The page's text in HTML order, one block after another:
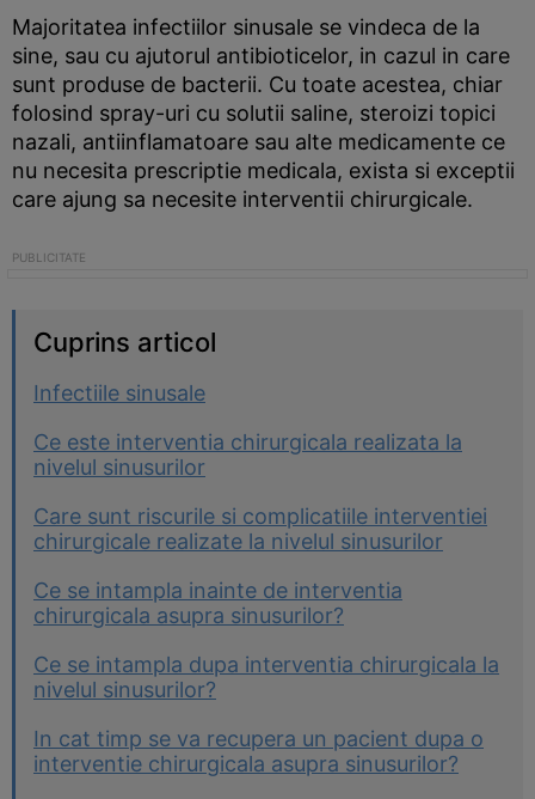
Majoritatea infectiilor sinusale se vindeca de la
sine, sau cu ajutorul antibioticelor, in cazul in care
sunt produse de bacterii. Cu toate acestea, chiar
folosind spray-uri cu solutii saline, steroizi topici
nazali, antiinflamatoare sau alte medicamente ce
nu necesita prescriptie medicala, exista si exceptii
care ajung sa necesite interventii chirurgicale.
Cuprins articol
Infectiile sinusale
Ce este interventia chirurgicala realizata la
nivelul sinusurilor
Care sunt riscurile si complicatiile interventiei
chirurgicale realizate la nivelul sinusurilor
Ce se intampla inainte de interventia
chirurgicala asupra sinusurilor?
Ce se intampla dupa interventia chirurgicala la
nivelul sinusurilor?
In cat timp se va recupera un pacient dupa o
interventie chirurgicala asupra sinusurilor?